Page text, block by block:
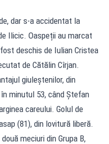
dar s-a accidentat la
Ilicic. Oaspeții au marcat
deschis de Iulian Cristea
de Cătălin Cîrjan.
giuleştenilor, din
minutul 53, când Ştefan
careului. Golul de
(81), din lovitură liberă.
meciuri din Grupa B,